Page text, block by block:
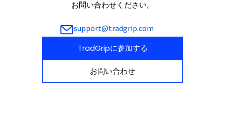
お問い合わせください。
support@tradgrip.com
TradGripに参加する
お問い合わせ